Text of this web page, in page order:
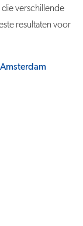
verschillende
resultaten voor